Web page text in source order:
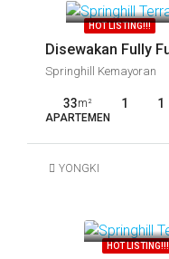
HOT LISTING!!!
Springhill Kemayoran
33m² 1 1
APARTEMEN
YONGKI
HOT LISTING!!!